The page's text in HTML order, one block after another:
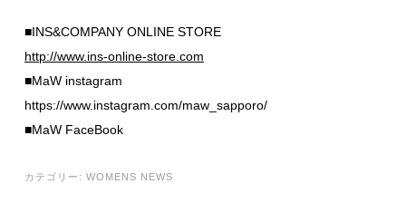
■INS&COMPANY ONLINE STORE
http://www.ins-online-store.com
■MaW instagram
https://www.instagram.com/maw_sapporo/
■MaW FaceBook
カテゴリー: WOMENS NEWS